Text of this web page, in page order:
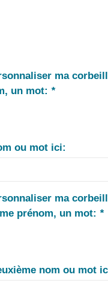
ma
un mot: *
ou mot ici:
ma
prénom, un mot: *
nom ou mot